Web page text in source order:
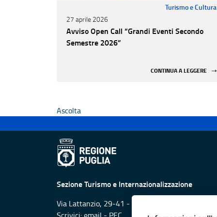
Turismo e Cultura
27 aprile 2026
Avviso Open Call “Grandi Eventi Secondo
Semestre 2026”
CONTINUA A LEGGERE
Ascolta
Sezione Turismo e Internazionalizzazione
Via Lattanzio, 29-41 - 70126 Bari